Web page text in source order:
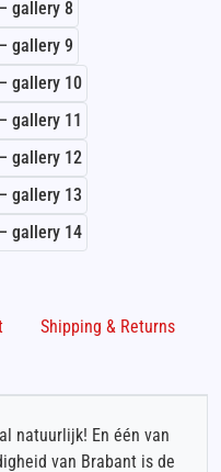
Shipping & Returns
natuurlijk! En één van
van Brabant is de